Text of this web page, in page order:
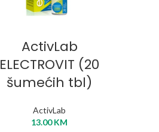
ActivLab
ELECTROVIT (20
šumećih tbl)
ActivLab
13.00KM